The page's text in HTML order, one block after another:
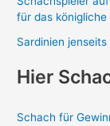
:für das königliche
Sardinien
Hier
Schach für